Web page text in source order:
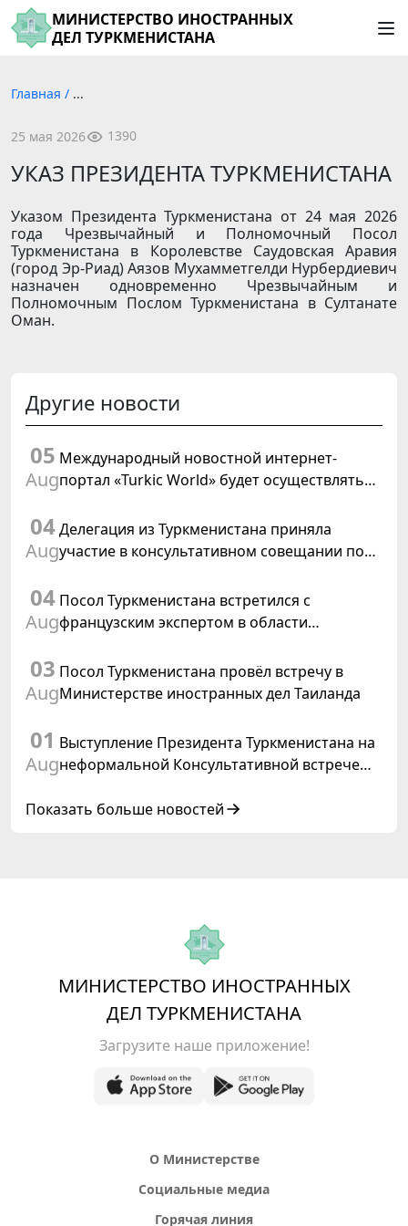
МИНИСТЕРСТВО ИНОСТРАННЫХ
ДЕЛ ТУРКМЕНИСТАНА
Главная / ...
25 мая 2026 1390
УКАЗ ПРЕЗИДЕНТА ТУРКМЕНИСТАНА
Указом Президента Туркменистана от 24 мая 2026
года Чрезвычайный и Полномочный Посол
Туркменистана в Королевстве Саудовская Аравия
(город Эр-Риад) Аязов Мухамметгелди Нурбердиевич
назначен одновременно Чрезвычайным и
Полномочным Послом Туркменистана в Султанате
Оман.
Другие новости
05
Aug
Международный новостной интернет-
портал «Turkic World» будет осуществлять
заседания Халк Маслахаты Туркменистана
04
Aug
Делегация из Туркменистана приняла
участие в консультативном совещании по
04
Aug
Посол Туркменистана встретился с
французским экспертом в области
03
Aug
Посол Туркменистана провёл встречу в
Министерстве иностранных дел Таиланда
01
Aug
Выступление Президента Туркменистана на
неформальной Консультативной встрече
Азербайджанской Республики
Показать больше новостей
МИНИСТЕРСТВО ИНОСТРАННЫХ
ДЕЛ ТУРКМЕНИСТАНА
Загрузите наше приложение!
О Министерстве
Социальные медиа
Горячая линия